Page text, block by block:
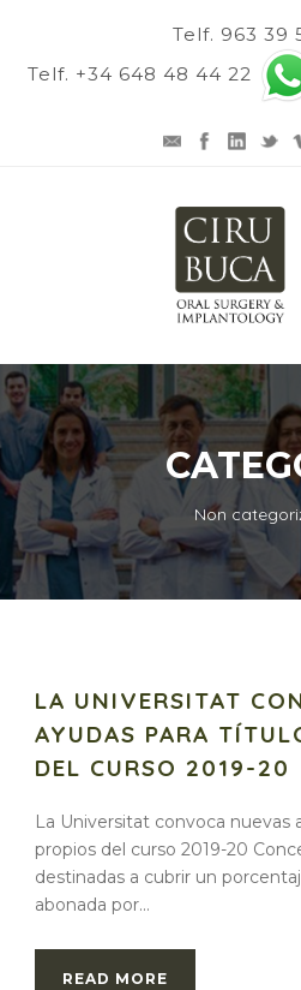
Telf. 963 39
Telf. +34 648 48 44 22
Non
LA UNIVERSITAT
AYUDAS PARA
DEL CURSO 2019-20
La Universitat convoca nuevas
propios del curso 2019-20
destinadas a cubrir un
abonada por...
READ MORE